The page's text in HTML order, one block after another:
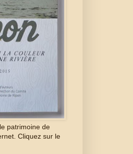
patrimoine de
Cliquez sur le